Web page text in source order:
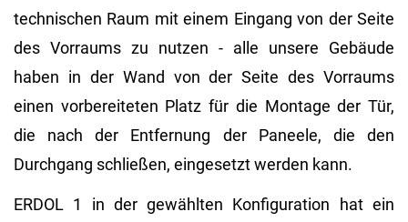
technischen Raum mit einem Eingang von der Seite
des Vorraums zu nutzen - alle unsere Gebäude
haben in der Wand von der Seite des Vorraums
einen vorbereiteten Platz für die Montage der Tür,
die nach der Entfernung der Paneele, die den
Durchgang schließen, eingesetzt werden kann.
ERDOL 1 in der gewählten Konfiguration hat ein